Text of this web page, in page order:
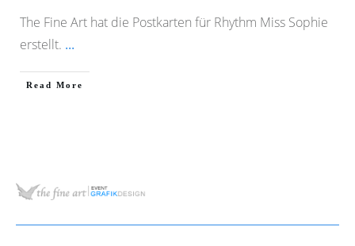
The Fine Art hat die Postkarten für Rhythm Miss Sophie
erstellt. ...
​Read More